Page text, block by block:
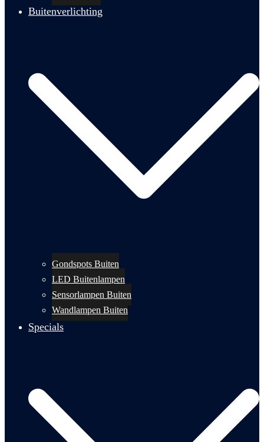
Buitenverlichting
Gondspots Buiten
LED Buitenlampen
Sensorlampen Buiten
Wandlampen Buiten
Specials